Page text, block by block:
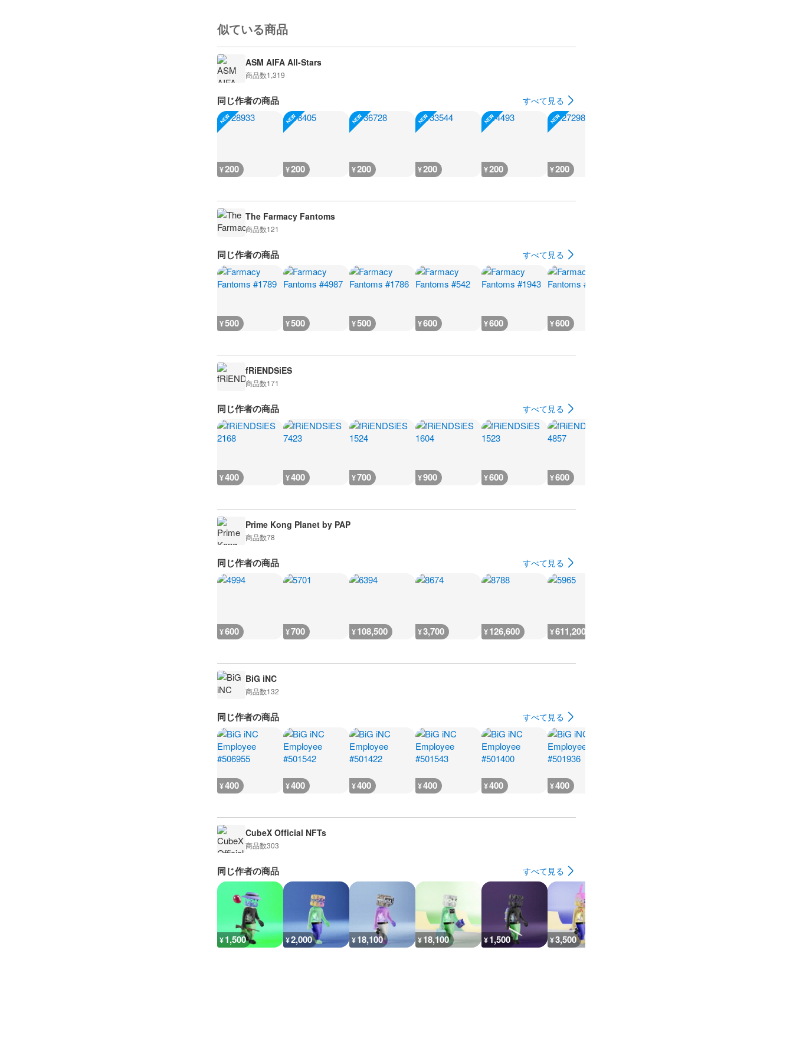
似ている商品
ASM AIFA All-Stars
商品数1,319
同じ作者の商品 すべて見る
¥200 ¥200 ¥200 ¥200 ¥200 ¥200
The Farmacy Fantoms
商品数121
同じ作者の商品 すべて見る
¥500 ¥500 ¥500 ¥600 ¥600 ¥600
fRiENDSiES
商品数171
同じ作者の商品 すべて見る
¥400 ¥400 ¥700 ¥900 ¥600 ¥600
Prime Kong Planet by PAP
商品数78
同じ作者の商品 すべて見る
¥600 ¥700 ¥108,500 ¥3,700 ¥126,600 ¥611,200
BiG iNC
商品数132
同じ作者の商品 すべて見る
¥400 ¥400 ¥400 ¥400 ¥400 ¥400
CubeX Official NFTs
商品数303
同じ作者の商品 すべて見る
¥1,500 ¥2,000 ¥18,100 ¥18,100 ¥1,500 ¥3,500